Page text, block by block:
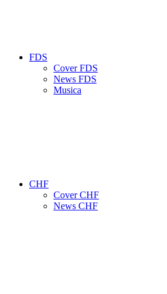
FDS
Cover FDS
News FDS
Musica
CHF
Cover CHF
News CHF